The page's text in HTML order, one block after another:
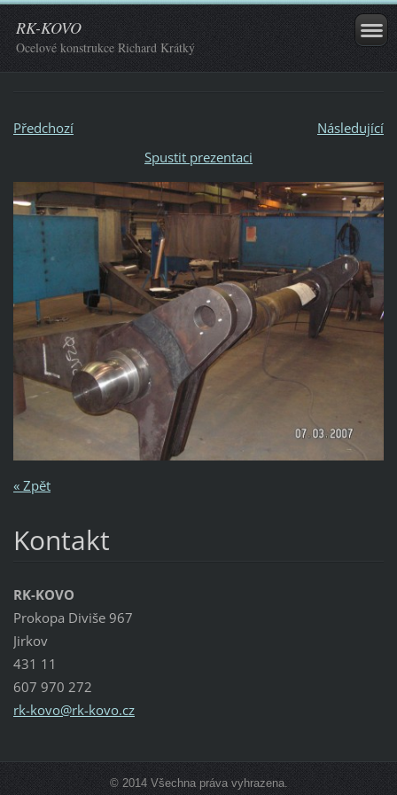
RK-KOVO
Ocelové konstrukce Richard Krátký
Předchozí
Následující
Spustit prezentaci
« Zpět
Kontakt
RK-KOVO
Prokopa Diviše 967
Jirkov
431 11
607 970 272
rk-kovo@rk-kovo.cz
© 2014 Všechna práva vyhrazena.